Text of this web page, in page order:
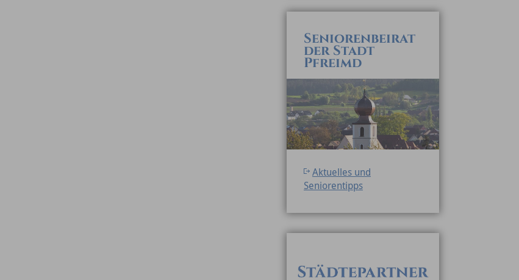
Seniorenbeirat
der Stadt
Pfreimd
Aktuelles und
Seniorentipps